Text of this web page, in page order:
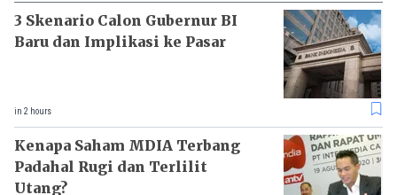
3 Skenario Calon Gubernur BI
Baru dan Implikasi ke Pasar
in 2 hours
Kenapa Saham MDIA Terbang
Padahal Rugi dan Terlilit
Utang?